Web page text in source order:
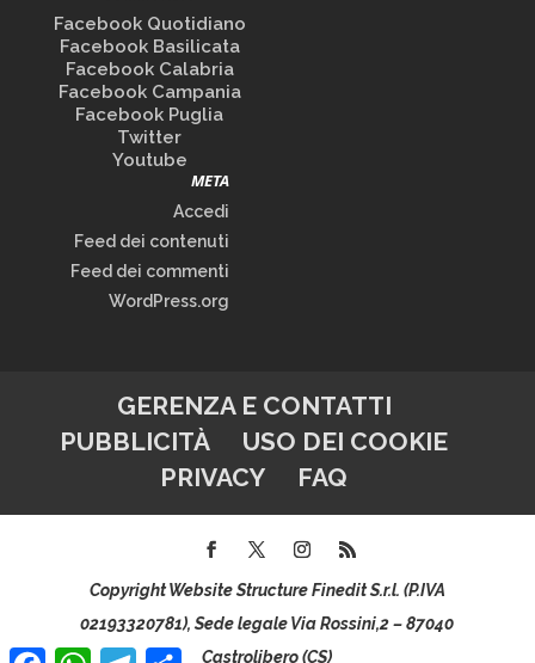
Facebook Quotidiano
Facebook Basilicata
Facebook Calabria
Facebook Campania
Facebook Puglia
Twitter
Youtube
META
Accedi
Feed dei contenuti
Feed dei commenti
WordPress.org
GERENZA E CONTATTI
PUBBLICITÀ
USO DEI COOKIE
PRIVACY
FAQ
Copyright Website Structure Finedit S.r.l. (P.IVA
02193320781), Sede legale Via Rossini,2 – 87040
Castrolibero (CS)
Facebook
WhatsAppTelegram
Condividi